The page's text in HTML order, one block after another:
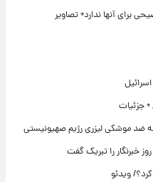
جزئیات
ضد موشکی لیزری رژیم صهیونیستی
خبرنگار را تبریک گفت
ویدئو